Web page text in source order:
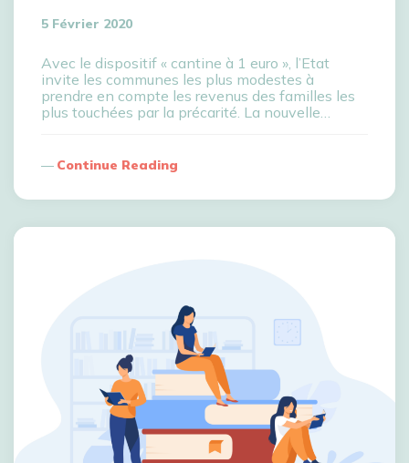
5 Février 2020
Avec le dispositif « cantine à 1 euro », l’Etat
invite les communes les plus modestes à
prendre en compte les revenus des familles les
plus touchées par la précarité. La nouvelle…
Continue Reading